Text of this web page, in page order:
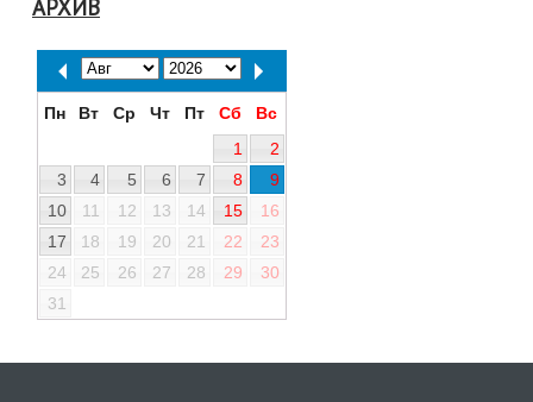
АРХИВ
Пн Вт Ср Чт Пт Сб
Вс
1
2
3
4 5 6 7 8
9
10
11 12 13 14 15
16
17
18 19 20 21 22
23
24
25 26 27 28 29
30
31